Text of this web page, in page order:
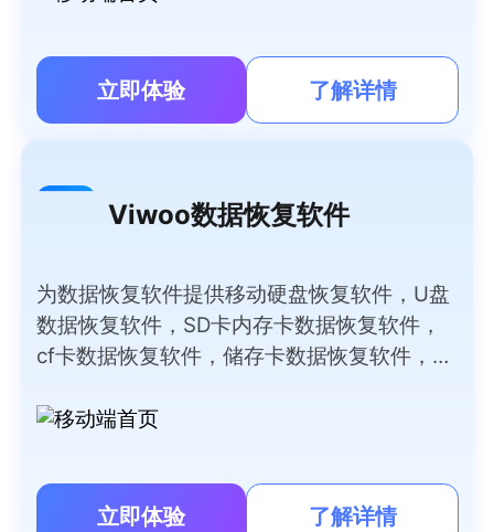
件、清理聊天隐私，提高系统性能，让电脑时
刻保持流畅如新。
立即体验 了解详情
Viwoo数据恢复软件
为数据恢复软件提供移动硬盘恢复软件，U盘
数据恢复软件，SD卡内存卡数据恢复软件，
cf卡数据恢复软件，储存卡数据恢复软件，外
PC/笔记本电脑恢复软件免费版等数据恢复软
立即体验 了解详情